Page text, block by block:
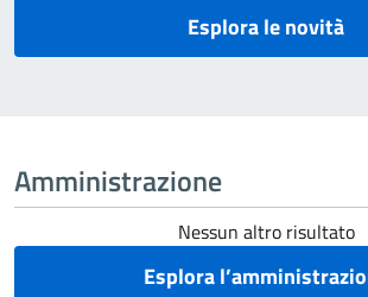
Esplora le novità
Amministrazione
Nessun altro risultato
Esplora